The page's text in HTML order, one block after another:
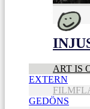
ART IS
EXTERN
GEDÖNS